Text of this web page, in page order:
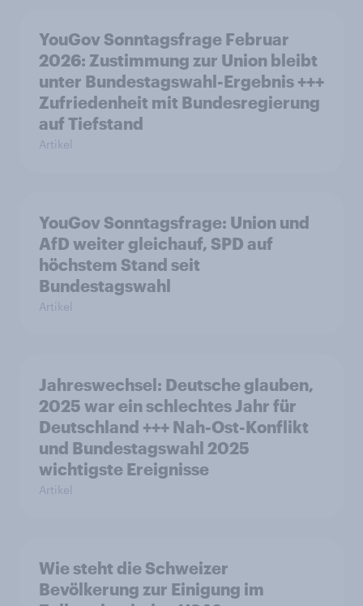
YouGov Sonntagsfrage Februar
2026: Zustimmung zur Union bleibt
unter Bundestagswahl-Ergebnis +++
Zufriedenheit mit Bundesregierung
auf Tiefstand
Artikel
YouGov Sonntagsfrage: Union und
AfD weiter gleichauf, SPD auf
höchstem Stand seit
Bundestagswahl
Artikel
Jahreswechsel: Deutsche glauben,
2025 war ein schlechtes Jahr für
Deutschland +++ Nah-Ost-Konflikt
und Bundestagswahl 2025
wichtigste Ereignisse
Artikel
Wie steht die Schweizer
Bevölkerung zur Einigung im